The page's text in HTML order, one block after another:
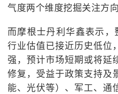
气度两个维度挖掘关注方向
而摩根士丹利华鑫表示
行业估值已接近历史低位
强，预计市场短期或将延
修复，受益于政策支持及
能、光伏等）、军工、通